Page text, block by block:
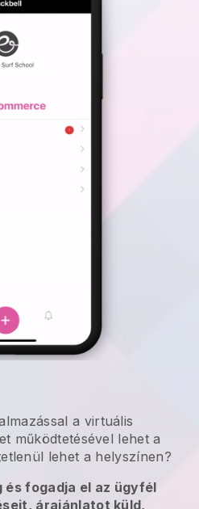
a virtuális
működtetésével lehet a
lehet a helyszínen?
és fogadja el az ügyfél
árajánlatot küld,